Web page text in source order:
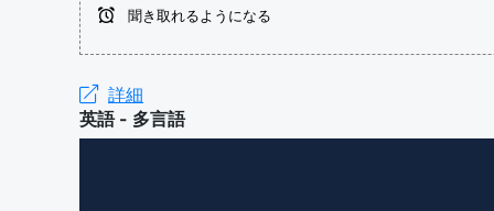
聞き取れるようになる
詳細
英語 - 多言語